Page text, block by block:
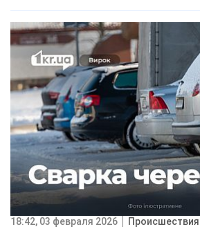
18:42, 03 февраля 2026 Происшествия